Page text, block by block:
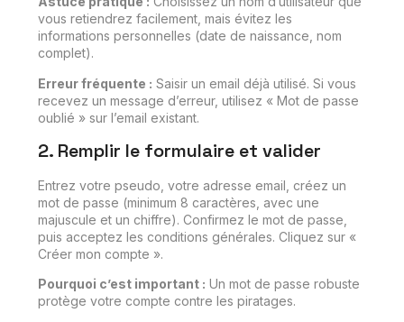
vous retiendrez facilement, mais évitez les
informations personnelles (date de naissance, nom
complet).
Erreur fréquente : Saisir un email déjà utilisé. Si vous
recevez un message d’erreur, utilisez « Mot de passe
oublié » sur l’email existant.
2. Remplir le formulaire et valider
Entrez votre pseudo, votre adresse email, créez un
mot de passe (minimum 8 caractères, avec une
majuscule et un chiffre). Confirmez le mot de passe,
puis acceptez les conditions générales. Cliquez sur «
Créer mon compte ».
Pourquoi c’est important : Un mot de passe robuste
protège votre compte contre les piratages.